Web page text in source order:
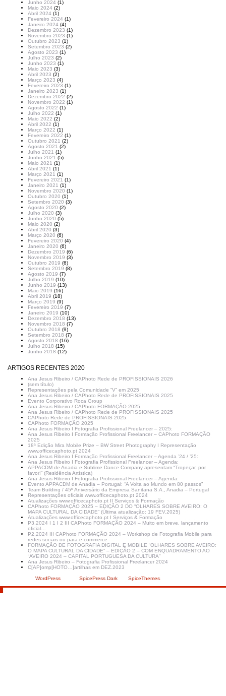
Junho 2024 (1)
Maio 2024 (2)
Abril 2024 (1)
Fevereiro 2024 (1)
Janeiro 2024 (4)
Dezembro 2023 (1)
Novembro 2023 (1)
Outubro 2023 (1)
Setembro 2023 (2)
Agosto 2023 (1)
Julho 2023 (2)
Junho 2023 (1)
Maio 2023 (3)
Abril 2023 (2)
Março 2023 (4)
Fevereiro 2023 (1)
Janeiro 2023 (1)
Dezembro 2022 (2)
Novembro 2022 (1)
Agosto 2022 (1)
Julho 2022 (1)
Maio 2022 (2)
Abril 2022 (1)
Março 2022 (1)
Fevereiro 2022 (1)
Outubro 2021 (2)
Agosto 2021 (2)
Julho 2021 (1)
Junho 2021 (5)
Maio 2021 (1)
Abril 2021 (1)
Março 2021 (1)
Fevereiro 2021 (1)
Janeiro 2021 (1)
Novembro 2020 (1)
Outubro 2020 (1)
Setembro 2020 (3)
Agosto 2020 (2)
Julho 2020 (3)
Junho 2020 (5)
Maio 2020 (2)
Abril 2020 (3)
Março 2020 (6)
Fevereiro 2020 (4)
Janeiro 2020 (6)
Dezembro 2019 (6)
Novembro 2019 (3)
Outubro 2019 (6)
Setembro 2019 (8)
Agosto 2019 (7)
Julho 2019 (10)
Junho 2019 (13)
Maio 2019 (16)
Abril 2019 (18)
Março 2019 (9)
Fevereiro 2019 (7)
Janeiro 2019 (10)
Dezembro 2018 (13)
Novembro 2018 (7)
Outubro 2018 (9)
Setembro 2018 (7)
Agosto 2018 (16)
Julho 2018 (15)
Junho 2018 (12)
ARTIGOS RECENTES 2020
Ana Jesus Ribeiro / CAPhoto Rede de PROFISSIONAIS 2026
(sem título)
Representações pela Comunidade “V” em 2025
Ana Jesus Ribeiro / CAPhoto Rede de PROFISSIONAIS 2025
Evento Corporativo Roca Group
Ana Jesus Ribeiro / CAPhoto FORMAÇÃO 2025
Ana Jesus Ribeiro / CAPhoto Rede de PROFISSIONAIS 2025
CAPhoto Rede de PROFISSIONAIS 2025
CAPhoto FORMAÇÃO 2025
Ana Jesus Ribeiro I Fotografia Profissional Freelancer – 2025:
Ana Jesus Ribeiro I Formação Profissional Freelancer – CAPhoto FORMAÇÃO
2025
18ª Edição Mira Mobile Prize – BW Street Photography I Representação
www.officecaphoto.pt 2024
Ana Jesus Ribeiro I Formação Profissional Freelancer – Agenda ’24 / ’25:
Ana Jesus Ribeiro I Fotografia Profissional Freelancer – Agenda:
APPACDM de Anadia e Sublime Dance Company apresentam “Tropeçar, por
favor!” (Residência Artística)
Ana Jesus Ribeiro I Fotografia Profissional Freelancer – Agenda:
Evento APPACDM de Anadia – Portugal: “A Volta ao Mundo em 80 passos”
Team Building / 45º Aniversário da Empresa Sanitana S.A., Anadia – Portugal
Representações oficiais www.officecaphoto.pt 2024
Atualizações www.officecaphoto.pt II Serviços & Formação
CAPhoto FORMAÇÃO 2025 – EDIÇÃO 2 DO “OLHARES SOBRE AVEIRO: O
MAPA CULTURAL DA CIDADE” (Última atualização: 19 FEV.2025)
Atualizações www.officecaphoto.pt I Serviços & Formação
P3.2024 I 1 I 2 III CAPhoto FORMAÇÃO 2024 – Muito em breve, lançamento
oficial…
P2.2024 III CAPhoto FORMAÇÃO 2024 – Workshop de Fotografia Mobile para
redes sociais ou para e-commerce
FORMAÇÃO DE FOTOGRAFIA DIGITAL E MOBILE “OLHARES SOBRE AVEIRO:
O MAPA CULTURAL DA CIDADE” – EDIÇÃO 2 – COM ENQUADRAMENTO AO
“AVEIRO 2024 – CAPITAL PORTUGUESA DA CULTURA”
Ana Jesus Ribeiro – Fotografia Profissional Freelancer 2024
C[AP]omp[HOTO…]artilhas em DEZ.2023
WordPress SpicePress Dark SpiceThemes